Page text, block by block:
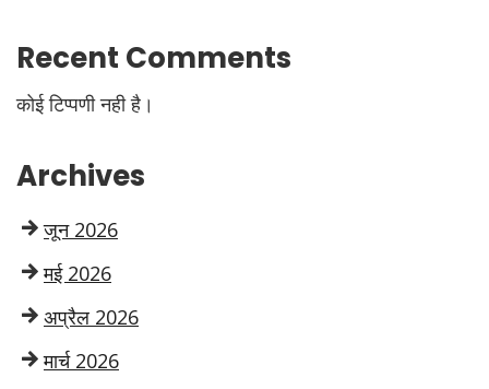
Recent Comments
कोई टिप्पणी नही है।
Archives
जून 2026
मई 2026
अप्रैल 2026
मार्च 2026